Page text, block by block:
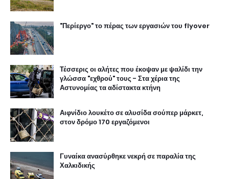
"Περίεργο" το πέρας των εργασιών του flyover
Τέσσερις οι αλήτες που έκοψαν με ψαλίδι την
γλώσσα "εχθρού" τους - Στα χέρια της
Αστυνομίας τα αδίστακτα κτήνη
Αιφνίδιο λουκέτο σε αλυσίδα σούπερ μάρκετ,
στον δρόμο 170 εργαζόμενοι
Γυναίκα ανασύρθηκε νεκρή σε παραλία της
Χαλκιδικής